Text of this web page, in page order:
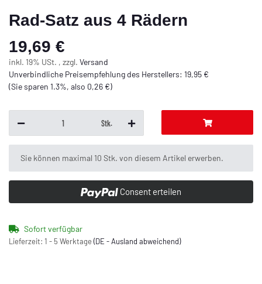
Rad-Satz aus 4 Rädern
19,69 €
inkl. 19% USt. , zzgl. Versand
Unverbindliche Preisempfehlung des Herstellers: 19,95 €
(Sie sparen 1.3%, also 0,26 €)
Stk.
x
Sie können maximal 10 Stk. von diesem Artikel erwerben.
Consent erteilen
Sofort verfügbar
Lieferzeit: 1 - 5 Werktage (DE - Ausland abweichend)